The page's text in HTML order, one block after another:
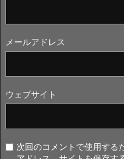
メールアドレス
ウェブサイト
次回のコメントで使用する